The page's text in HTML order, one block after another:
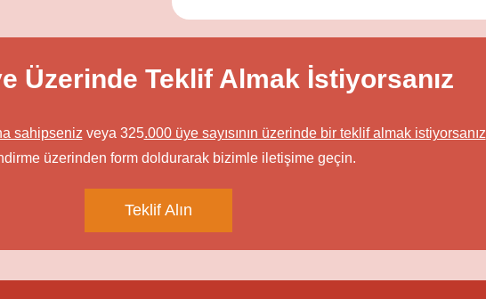
Üzerinde Teklif Almak İstiyorsanız
sahipseniz veya 325.000 üye sayısının üzerinde bir teklif almak istiyorsanız
üzerinden form doldurarak bizimle iletişime geçin.
Teklif Alın